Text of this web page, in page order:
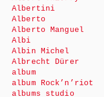
Albertini
Alberto
Alberto Manguel
Albi
Albin Michel
Albrecht Dürer
album
album Rock’n’riot
albums studio